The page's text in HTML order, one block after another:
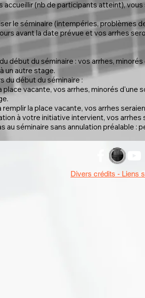
accueillir (nb de participants atteint),
le séminaire (intempéries,
avant la date prévue et vos arrhes
début du séminaire : vos arrhes,
un autre stage.
du début du séminaire :
place vacante, vos arrhes, minorés
remplir la place vacante, vos arrhes
à votre initiative intervient, vos
au séminaire sans annulation préalable :
Divers crédits - Liens